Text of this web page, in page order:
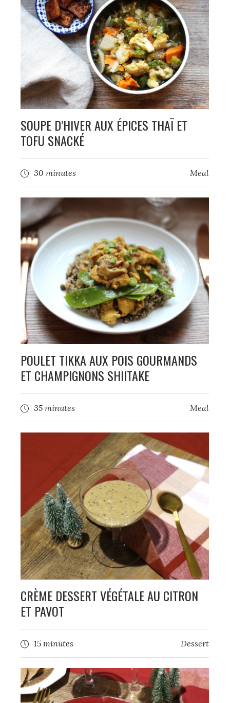
SOUPE D’HIVER AUX ÉPICES THAÏ ET
TOFU SNACKÉ
30 minutes Meal
POULET TIKKA AUX POIS GOURMANDS
ET CHAMPIGNONS SHIITAKE
35 minutes Meal
CRÈME DESSERT VÉGÉTALE AU CITRON
ET PAVOT
15 minutes Dessert